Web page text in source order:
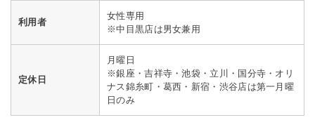
利用者
女性専用
※中目黒店は男女兼用
定休日
月曜日
※銀座・吉祥寺・池袋・立川・国分寺・オリ
ナス錦糸町・葛西・新宿・渋谷店は第一月曜
日のみ